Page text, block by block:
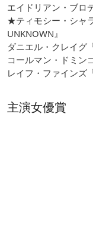
エイドリアン・ブロ
★ティモシー・シャ
UNKNOWN』
ダニエル・クレイグ
コールマン・ドミン
レイフ・ファインズ
主演女優賞